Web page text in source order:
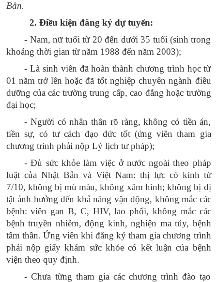
Bản.
2. Điều kiện đăng ký dự tuyển:
- Nam, nữ tuổi từ 20 đến dưới 35 tuổi (sinh trong
khoảng thời gian từ năm 1988 đến năm 2003);
- Là sinh viên đã hoàn thành chương trình học từ
01 năm trở lên hoặc đã tốt nghiệp chuyên ngành điều
dưỡng của các trường trung cấp, cao đẳng hoặc trường
đại học;
- Người có nhân thân rõ ràng, không có tiền án,
tiền sự, có tư cách đạo đức tốt(ứng viên tham gia
chương trình phải nộp Lý lịch tư pháp);
- Đủ sức khỏe làm việc ở nước ngoài theo pháp
luật của Nhật Bản và Việt Nam: thị lực có kính từ
7/10, không bị mù màu, không xăm hình; không bị dị
tật ảnh hưởng đến khả năng vận động, không mắc các
bệnh: viên gan B, C, HIV, lao phổi, không mắc các
bệnh truyền nhiễm, động kinh, nghiện ma túy, bệnh
tâm thần. Ứng viên khi đăng ký tham gia chương trình
phải nộp giấy khám sức khỏe có kết luận của bệnh
viện theo quy định.
- Chưa từng tham gia các chương trình đào tạo